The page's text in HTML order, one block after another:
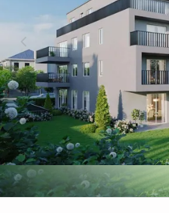
vorheriges Bild